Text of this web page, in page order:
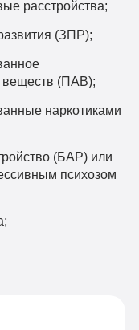
расстройства;
(ЗПР);
веществ (ПАВ);
наркотиками
(БАР) или
психозом